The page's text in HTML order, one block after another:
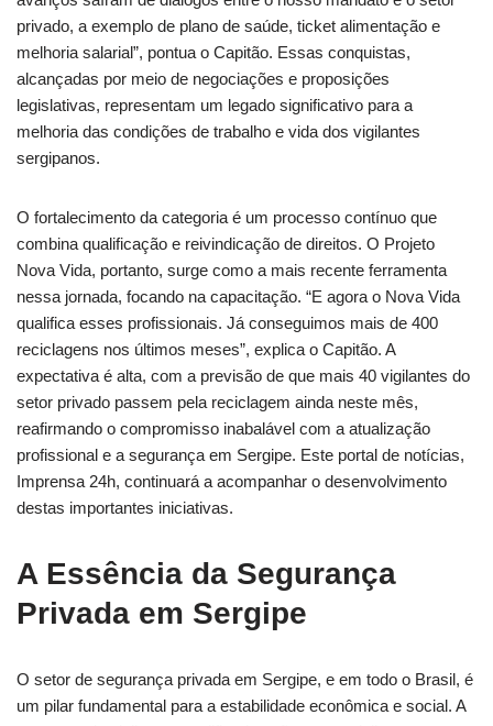
privado, a exemplo de plano de saúde, ticket alimentação e
melhoria salarial”, pontua o Capitão. Essas conquistas,
alcançadas por meio de negociações e proposições
legislativas, representam um legado significativo para a
melhoria das condições de trabalho e vida dos vigilantes
sergipanos.
O fortalecimento da categoria é um processo contínuo que
combina qualificação e reivindicação de direitos. O Projeto
Nova Vida, portanto, surge como a mais recente ferramenta
nessa jornada, focando na capacitação. “E agora o Nova Vida
qualifica esses profissionais. Já conseguimos mais de 400
reciclagens nos últimos meses”, explica o Capitão. A
expectativa é alta, com a previsão de que mais 40 vigilantes do
setor privado passem pela reciclagem ainda neste mês,
reafirmando o compromisso inabalável com a atualização
profissional e a segurança em Sergipe. Este portal de notícias,
Imprensa 24h, continuará a acompanhar o desenvolvimento
destas importantes iniciativas.
A Essência da Segurança
Privada em Sergipe
O setor de segurança privada em Sergipe, e em todo o Brasil, é
um pilar fundamental para a estabilidade econômica e social. A